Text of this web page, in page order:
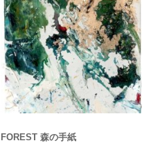
FOREST 森の手紙